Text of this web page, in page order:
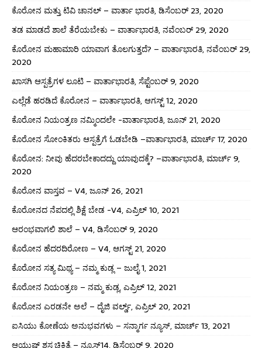
ಕೊರೋನ ಮತ್ತು ಟಿವಿ ಚಾನಲ್ – ವಾರ್ತಾ ಭಾರತಿ, ಡಿಸೆಂಬರ್ 23, 2020
ತಡ ಮಾಡದೆ ಶಾಲೆ ತೆರೆಯಬೇಕು – ವಾರ್ತಾಭಾರತಿ, ನವೆಂಬರ್ 29, 2020
ಕೊರೋನ ಮಹಾಮಾರಿ ಯಾವಾಗ ತೊಲಗುತ್ತದೆ? – ವಾರ್ತಾಭಾರತಿ, ನವೆಂಬರ್ 29,
2020
ಖಾಸಗಿ ಆಸ್ಪತ್ರೆಗಳ ಲೂಟಿ – ವಾರ್ತಾಭಾರತಿ, ಸೆಪ್ಟೆಂಬರ್ 9, 2020
ಎಲ್ಲೆಡೆ ಹರಡಿದೆ ಕೊರೋನ – ವಾರ್ತಾಭಾರತಿ, ಆಗಸ್ಟ್ 12, 2020
ಕೊರೋನ ನಿಯಂತ್ರಣ ನಮ್ಮಿಂದಲೇ -ವಾರ್ತಾಭಾರತಿ, ಜೂನ್ 21, 2020
ಕೊರೋನ ಸೋಂಕಿತರು ಆಸ್ಪತ್ರೆಗೆ ಓಡಬೇಡಿ –ವಾರ್ತಾಭಾರತಿ, ಮಾರ್ಚ್ 17, 2020
ಕೊರೋನ: ನೀವು ಹೆದರಬೇಕಾದದ್ದು ಯಾವುದಕ್ಕೆ? –ವಾರ್ತಾಭಾರತಿ, ಮಾರ್ಚ್ 9,
2020
ಕೊರೋನ ವಾಸ್ತವ – V4, ಜೂನ್ 26, 2021
ಕೊರೋನದ ನೆಪದಲ್ಲಿ ಶಿಕ್ಷೆ ಬೇಡ -V4, ಎಪ್ರಿಲ್ 10, 2021
ಆರಂಭವಾಗಲಿ ಶಾಲೆ – V4, ಡಿಸೆಂಬರ್ 9, 2020
ಕೊರೋನ ಹೆದರದಿರೋಣ – V4, ಆಗಸ್ಟ್ 21, 2020
ಕೊರೋನ ಸತ್ಯ ಮಿಥ್ಯ – ನಮ್ಮ ಕುಡ್ಲ – ಜುಲೈ 1, 2021
ಕೊರೋನ ನಿಯಂತ್ರಣ – ನಮ್ಮ ಕುಡ್ಲ, ಎಪ್ರಿಲ್ 12, 2021
ಕೊರೋನ ಎರಡನೇ ಅಲೆ – ದೈಜಿ ವರ್ಲ್ಡ್, ಎಪ್ರಿಲ್ 20, 2021
ಐಸಿಯು ಕೋಣೆಯ ಅನುಭವಗಳು – ಸನ್ಮಾರ್ಗ ನ್ಯೂಸ್, ಮಾರ್ಚ್ 13, 2021
ಆಯುಷ್ ಶಸ್ತ್ರಚಿಕಿತ್ಸೆ – ನ್ಯೂಸ್14, ಡಿಸೆಂಬರ್ 9, 2020